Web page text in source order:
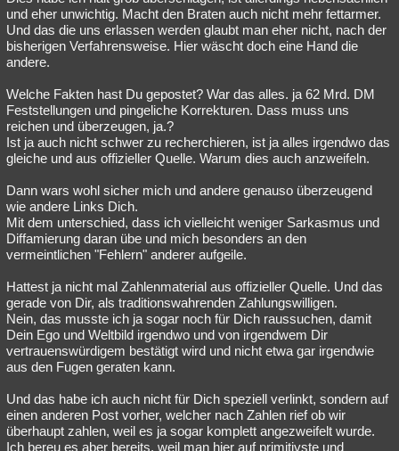
und eher unwichtig. Macht den Braten auch nicht mehr fettarmer.
Und das die uns erlassen werden glaubt man eher nicht, nach der
bisherigen Verfahrensweise. Hier wäscht doch eine Hand die
andere.
Welche Fakten hast Du gepostet? War das alles. ja 62 Mrd. DM
Feststellungen und pingeliche Korrekturen. Dass muss uns
reichen und überzeugen, ja.?
Ist ja auch nicht schwer zu recherchieren, ist ja alles irgendwo das
gleiche und aus offizieller Quelle. Warum dies auch anzweifeln.
Dann wars wohl sicher mich und andere genauso überzeugend
wie andere Links Dich.
Mit dem unterschied, dass ich vielleicht weniger Sarkasmus und
Diffamierung daran übe und mich besonders an den
vermeintlichen "Fehlern" anderer aufgeile.
Hattest ja nicht mal Zahlenmaterial aus offizieller Quelle. Und das
gerade von Dir, als traditionswahrenden Zahlungswilligen.
Nein, das musste ich ja sogar noch für Dich raussuchen, damit
Dein Ego und Weltbild irgendwo und von irgendwem Dir
vertrauenswürdigem bestätigt wird und nicht etwa gar irgendwie
aus den Fugen geraten kann.
Und das habe ich auch nicht für Dich speziell verlinkt, sondern auf
einen anderen Post vorher, welcher nach Zahlen rief ob wir
überhaupt zahlen, weil es ja sogar komplett angezweifelt wurde.
Ich bereu es aber bereits, weil man hier auf primitivste und